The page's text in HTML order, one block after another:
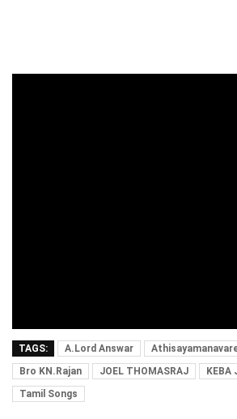
TAGS: A.Lord Answar
Bro KN.Rajan
JOEL THOMASRAJ
KEBA
Tamil Songs